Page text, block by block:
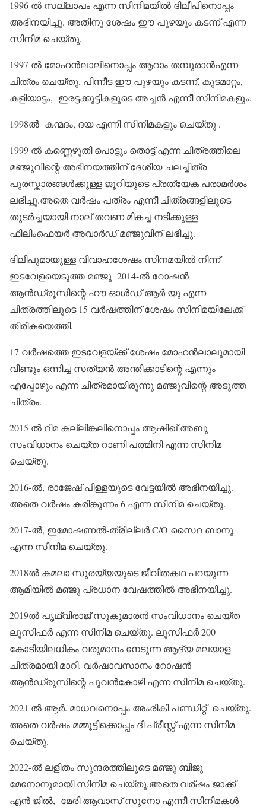
1996 ൽ സല്ലാപം എന്ന സിനിമയിൽ ദിലീപിനൊപ്പം
അഭിനയിച്ചു. അതിനു ശേഷം ഈ പുഴയും കടന്ന് എന്ന
സിനിമ ചെയ്തു.
1997 ൽ മോഹൻലാലിനൊപ്പം ആറാം തമ്പുരാൻഎന്ന
ചിത്രം ചെയ്തു. പിന്നീട ഈ പുഴയും കടന്ന്, കുടമാറ്റം,
കളിയാട്ടം, ഇരട്ടക്കുട്ടികളുടെ അച്ചൻ എന്നീ സിനിമകളും.
1998ൽ കന്മദം, ദയ എന്നീ സിനിമകളും ചെയ്തു .
1999 ൽ കണ്ണെഴുതി പൊട്ടും തൊട്ട് എന്ന ചിത്രത്തിലെ
മഞ്ജുവിന്റെ അഭിനയത്തിന് ദേശീയ ചലച്ചിത്ര
പുരസ്കാരങ്ങൾക്കുള്ള ജൂറിയുടെ പ്രത്യേക പരാമർശം
ലഭിച്ചു.അതെ വർഷം പത്രം എന്നീ ചിത്രങ്ങളിലൂടെ
തുടർച്ചയായി നാല് തവണ മികച്ച നടിക്കുള്ള
ഫിലിംഫെയർ അവാർഡ് മഞ്ജുവിന് ലഭിച്ചു.
ദിലീപുമായുള്ള വിവാഹശേഷം സിനമയിൽ നിന്ന്
ഇടവേളയെടുത്ത മഞ്ജു 2014-ൽ റോഷൻ
ആൻഡ്രൂസിന്റെ ഹൗ ഓൾഡ് ആർ യു എന്ന
ചിത്രത്തിലൂടെ 15 വർഷത്തിന് ശേഷം സിനിമയിലേക്ക്
തിരികയെത്തി.
17 വർഷത്തെ ഇടവേളയ്ക്ക് ശേഷം മോഹൻലാലുമായി
വീണ്ടും ഒന്നിച്ച സത്യൻ അന്തിക്കാടിന്റെ എന്നും
എപ്പോഴും എന്ന ചിത്രമായിരുന്നു മഞ്ജുവിന്റെ അടുത്ത
ചിത്രം.
2015 ൽ റിമ കല്ലിങ്കലിനൊപ്പം ആഷിഖ് അബു
സംവിധാനം ചെയ്ത റാണി പത്മിനി എന്ന സിനിമ
ചെയ്തു.
2016-ൽ, രാജേഷ് പിള്ളയുടെ വേട്ടയിൽ അഭിനയിച്ചു.
അതെ വർഷം കരിങ്കുന്നം 6 എന്ന സിനിമ ചെയ്തു.
2017-ൽ, ഇമോഷണൽ-ത്രില്ലർ C/O സൈറ ബാനു
എന്ന സിനിമ ചെയ്തു.
2018ൽ കമലാ സുരയ്യയുടെ ജീവിതകഥ പറയുന്ന
ആമിയിൽ മഞ്ജു പ്രധാന വേഷത്തിൽ അഭിനയിച്ചു.
2019ൽ പൃഥ്വിരാജ് സുകുമാരൻ സംവിധാനം ചെയ്ത
ലൂസിഫർ എന്ന സിനിമ ചെയ്തു. ലൂസിഫർ 200
കോടിയിലധികം വരുമാനം നേടുന്ന ആദ്യ മലയാള
ചിത്രമായി മാറി. വർഷാവസാനം റോഷൻ
ആൻഡ്രൂസിന്റെ പൂവൻകോഴി എന്ന സിനിമ ചെയ്തു.
2021 ൽ ആർ. മാധവനൊപ്പം അംരികി പണ്ഡിറ്റ് ചെയ്തു.
അതെ വർഷം മമ്മൂട്ടിക്കൊപ്പം ദി പ്രീസ്റ്റ് എന്ന സിനിമ
ചെയ്തു.
2022-ൽ ലളിതം സുന്ദരത്തിലൂടെ മഞ്ജു ബിജു
മേനോനുമായി സിനിമ ചെയ്തു.അതെ വര്ഷം ജാക്ക്
എൻ ജിൽ, മേരി ആവാസ് സുനോ എന്നീ സിനിമകൾ